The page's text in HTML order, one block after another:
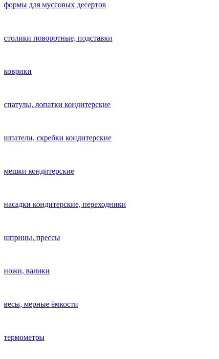
формы для муссовых десертов
столики поворотные, подставки
коврики
cпатулы, лопатки кондитерские
шпатели, скребки кондитерские
мешки кондитерские
насадки кондитерские, переходники
шприцы, прессы
ножи, валики
весы, мерные ёмкости
термометры